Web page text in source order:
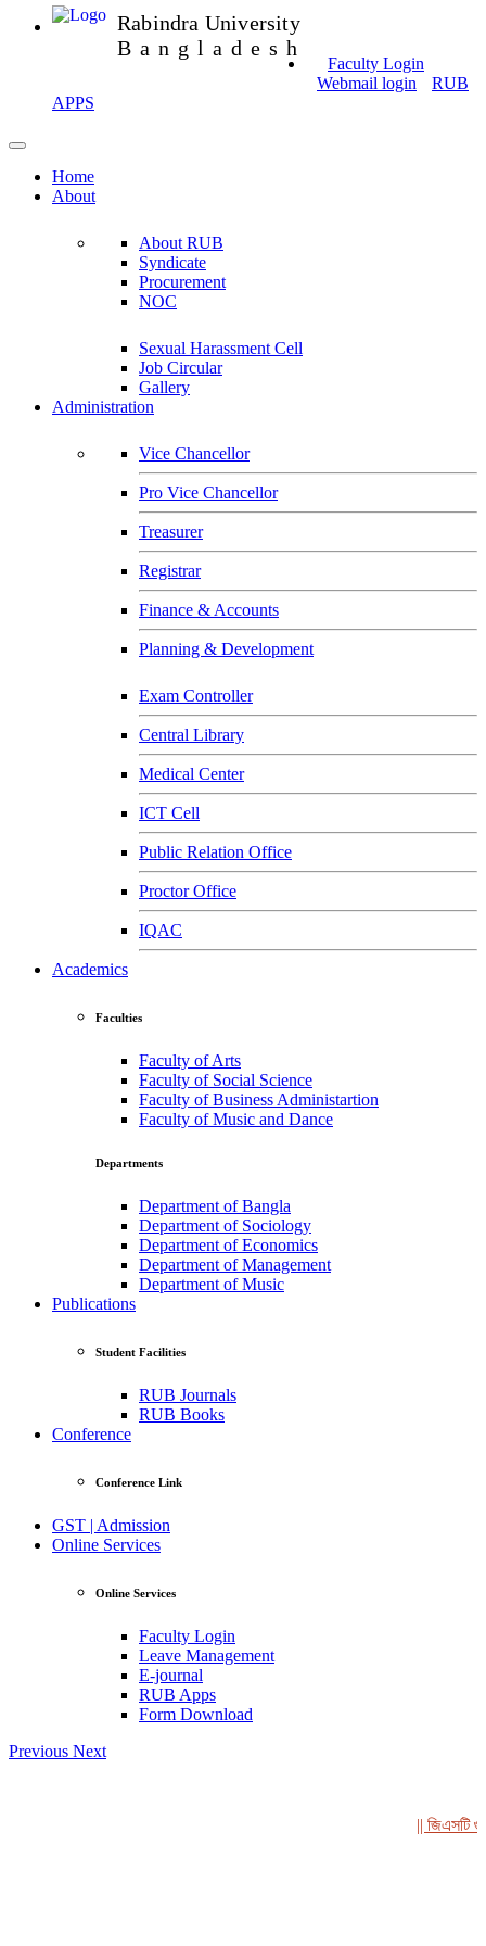
Rabindra University
Bangladesh
Faculty Login
Webmail login
RUB
APPS
Home
About
About RUB
Syndicate
Procurement
NOC
Sexual Harassment Cell
Job Circular
Gallery
Administration
Vice Chancellor
Pro Vice Chancellor
Treasurer
Registrar
Finance & Accounts
Planning & Development
Exam Controller
Central Library
Medical Center
ICT Cell
Public Relation Office
Proctor Office
IQAC
Academics
Faculties
Faculty of Arts
Faculty of Social Science
Faculty of Business Administartion
Faculty of Music and Dance
Departments
Department of Bangla
Department of Sociology
Department of Economics
Department of Management
Department of Music
Publications
Student Facilities
RUB Journals
RUB Books
Conference
Conference Link
GST | Admission
Online Services
Online Services
Faculty Login
Leave Management
E-journal
RUB Apps
Form Download
Previous Next
|| জিএসটি